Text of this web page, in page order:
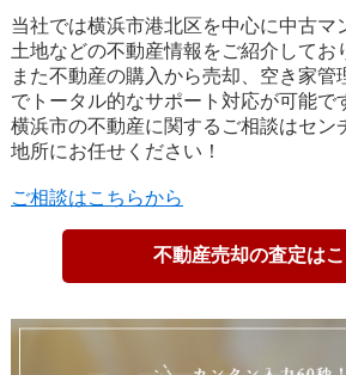
当社では横浜市港北区を中心に中古マ
土地などの不動産情報をご紹介してお
また不動産の購入から売却、空き家管
でトータル的なサポート対応が可能で
横浜市の不動産に関するご相談はセン
地所にお任せください！
ご相談はこちらから
不動産売却の査定は